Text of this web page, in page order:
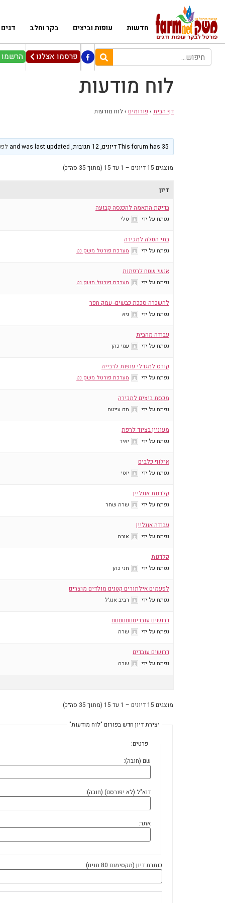
חדשות עופות וביצים בקר וחלב דגים
פרסמו אצלנו הרשמו
לוח מודעות
דף הבית › פורומים ›לוח מודעות
This forum has 35 דיונים, 12 תגובות, and was last updated לפני 6
מוצגים 15 דיונים – 1 עד 15 (מתוך 35 סה״כ)
דיון
בדיקת התאמה להכנסה קבועה
נפתח על ידי טלי
בתי הטלה למכירה
נפתח על ידי מערכת פורטל משק נט
אנשי שטח לרפתות
נפתח על ידי מערכת פורטל משק נט
להשכרה סככת כבשים- עמק חפר
נפתח על ידי גיא
עבודה מהבית
נפתח על ידי עמי כהן
קורס למגדלי עופות לרבייה
נפתח על ידי מערכת פורטל משק נט
מכסת ביצים למכירה
נפתח על ידי תם עייטה
מעוניין בציוד לרפת
נפתח על ידי יאיר
אילוף כלבים
נפתח על ידי יוסי
קלדנות אונליין
נפתח על ידי שרה שחר
עבודה אונליין
נפתח על ידי אורה
קלדנות
נפתח על ידי חני כהן
לפעמים אילתורים קטנים מולדים מוצרים
נפתח על ידי רביב אנג'ל
דרושים עובדיםםםםםםם
נפתח על ידי שרה
דרושים עובדים
נפתח על ידי שרה
מוצגים 15 דיונים – 1 עד 15 (מתוך 35 סה״כ)
יצירת דיון חדש בפורום "לוח מודעות"
פרטים:
שם (חובה):
דוא"ל (לא יפורסם) (חובה):
אתר:
כותרת דיון (מקסימום 80 תוים):